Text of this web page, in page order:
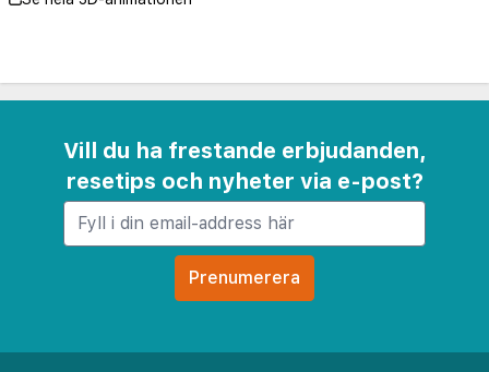
Vill du ha frestande erbjudanden,
resetips och nyheter via e-post?